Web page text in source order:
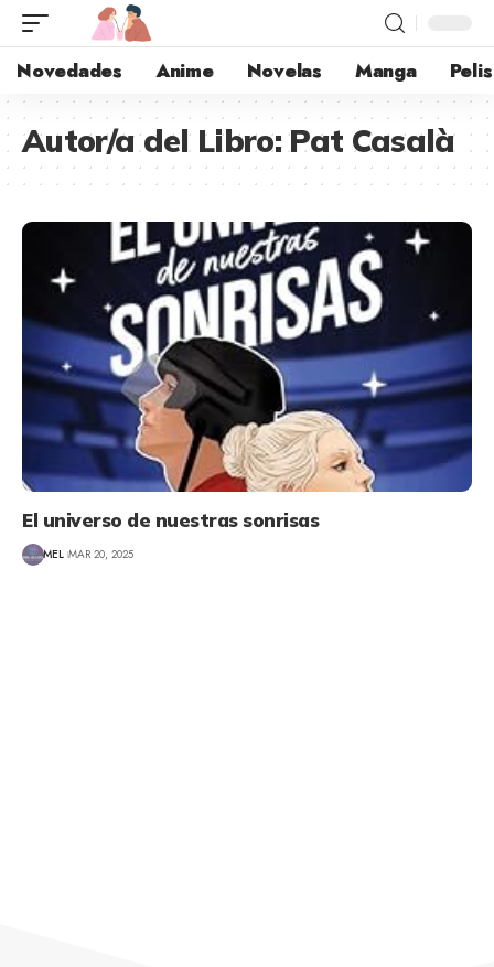
Novedades Anime Novelas Manga Pelis
Autor/a del Libro:Pat Casalà
El universo de nuestras sonrisas
MEL MAR 20, 2025